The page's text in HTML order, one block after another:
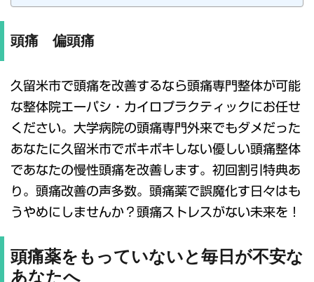
頭痛 偏頭痛
久留米市で頭痛を改善するなら頭痛専門整体が可能
な整体院エーパシ・カイロプラクティックにお任せ
ください。大学病院の頭痛専門外来でもダメだった
あなたに久留米市でボキボキしない優しい頭痛整体
であなたの慢性頭痛を改善します。初回割引特典あ
り。頭痛改善の声多数。頭痛薬で誤魔化す日々はも
うやめにしませんか？頭痛ストレスがない未来を！
頭痛薬をもっていないと毎日が不安な
あなたへ